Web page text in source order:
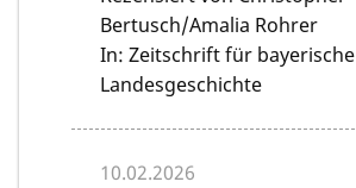
Bertusch/Amalia Rohrer
In: Zeitschrift für bayerische
Landesgeschichte
10.02.2026